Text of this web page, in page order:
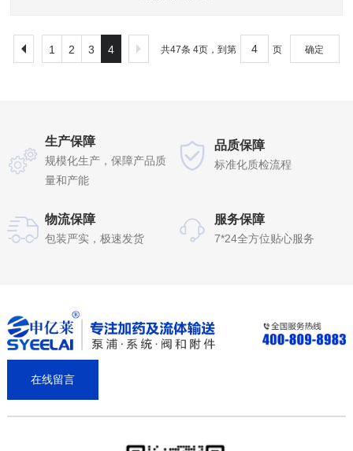
1 2 3 4 共47条 4页，到第 页 确定
生产保障
规模化生产，保障产品质
量和产能
品质保障
标准化质检流程
物流保障
包装严实，极速发货
服务保障
7*24全方位贴心服务
在线留言